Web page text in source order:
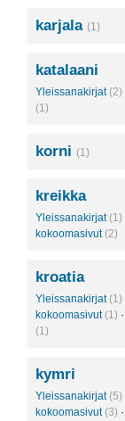
karjala (1)
katalaani
Yleissanakirjat (2)
(1)
korni (1)
kreikka
Yleissanakirjat (1)
kokoomasivut (2)
kroatia
Yleissanakirjat (1)
kokoomasivut (1) ·
(1)
kymri
Yleissanakirjat (5)
kokoomasivut (3) ·